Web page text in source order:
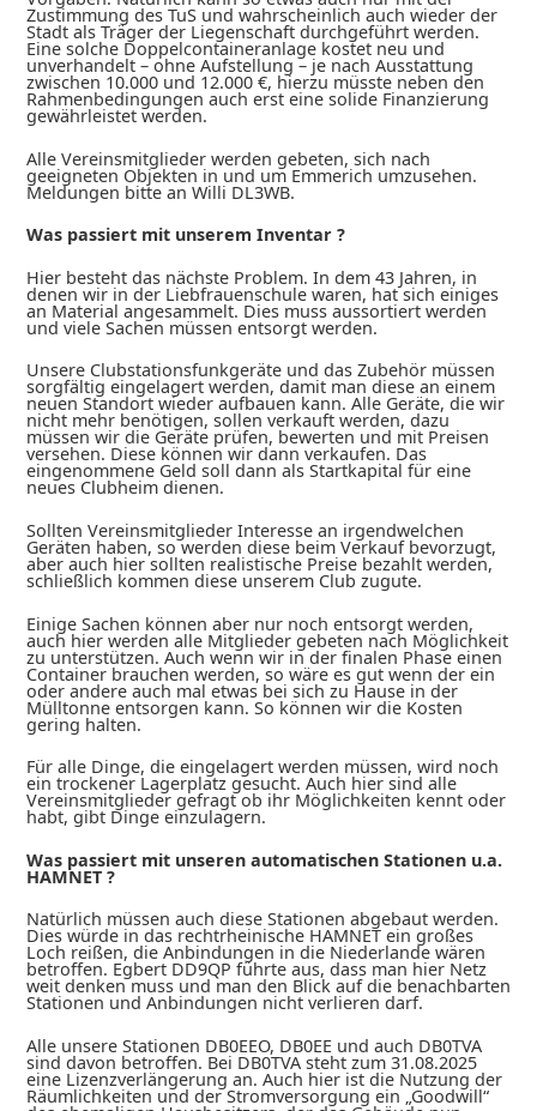
Zustimmung des TuS und wahrscheinlich auch wieder der
Stadt als Träger der Liegenschaft durchgeführt werden.
Eine solche Doppelcontaineranlage kostet neu und
unverhandelt – ohne Aufstellung – je nach Ausstattung
zwischen 10.000 und 12.000 €, hierzu müsste neben den
Rahmenbedingungen auch erst eine solide Finanzierung
gewährleistet werden.
Alle Vereinsmitglieder werden gebeten, sich nach
geeigneten Objekten in und um Emmerich umzusehen.
Meldungen bitte an Willi DL3WB.
Was passiert mit unserem Inventar ?
Hier besteht das nächste Problem. In dem 43 Jahren, in
denen wir in der Liebfrauenschule waren, hat sich einiges
an Material angesammelt. Dies muss aussortiert werden
und viele Sachen müssen entsorgt werden.
Unsere Clubstationsfunkgeräte und das Zubehör müssen
sorgfältig eingelagert werden, damit man diese an einem
neuen Standort wieder aufbauen kann. Alle Geräte, die wir
nicht mehr benötigen, sollen verkauft werden, dazu
müssen wir die Geräte prüfen, bewerten und mit Preisen
versehen. Diese können wir dann verkaufen. Das
eingenommene Geld soll dann als Startkapital für eine
neues Clubheim dienen.
Sollten Vereinsmitglieder Interesse an irgendwelchen
Geräten haben, so werden diese beim Verkauf bevorzugt,
aber auch hier sollten realistische Preise bezahlt werden,
schließlich kommen diese unserem Club zugute.
Einige Sachen können aber nur noch entsorgt werden,
auch hier werden alle Mitglieder gebeten nach Möglichkeit
zu unterstützen. Auch wenn wir in der finalen Phase einen
Container brauchen werden, so wäre es gut wenn der ein
oder andere auch mal etwas bei sich zu Hause in der
Mülltonne entsorgen kann. So können wir die Kosten
gering halten.
Für alle Dinge, die eingelagert werden müssen, wird noch
ein trockener Lagerplatz gesucht. Auch hier sind alle
Vereinsmitglieder gefragt ob ihr Möglichkeiten kennt oder
habt, gibt Dinge einzulagern.
Was passiert mit unseren automatischen Stationen u.a.
HAMNET ?
Natürlich müssen auch diese Stationen abgebaut werden.
Dies würde in das rechtrheinische HAMNET ein großes
Loch reißen, die Anbindungen in die Niederlande wären
betroffen. Egbert DD9QP führte aus, dass man hier Netz
weit denken muss und man den Blick auf die benachbarten
Stationen und Anbindungen nicht verlieren darf.
Alle unsere Stationen DB0EEO, DB0EE und auch DB0TVA
sind davon betroffen. Bei DB0TVA steht zum 31.08.2025
eine Lizenzverlängerung an. Auch hier ist die Nutzung der
Räumlichkeiten und der Stromversorgung ein „Goodwill“